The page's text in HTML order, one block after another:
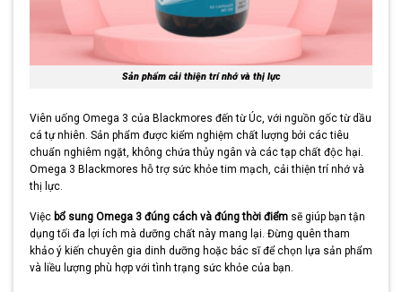
Sản phẩm cải thiện trí nhớ và thị lực
Viên uống Omega 3 của Blackmores đến từ Úc, với nguồn gốc từ dầu
cá tự nhiên. Sản phẩm được kiểm nghiệm chất lượng bởi các tiêu
chuẩn nghiêm ngặt, không chứa thủy ngân và các tạp chất độc hại.
Omega 3 Blackmores hỗ trợ sức khỏe tim mạch, cải thiện trí nhớ và
thị lực.
Việc bổ sung Omega 3 đúng cách và đúng thời điểm sẽ giúp bạn tận
dụng tối đa lợi ích mà dưỡng chất này mang lại. Đừng quên tham
khảo ý kiến chuyên gia dinh dưỡng hoặc bác sĩ để chọn lựa sản phẩm
và liều lượng phù hợp với tình trạng sức khỏe của bạn.